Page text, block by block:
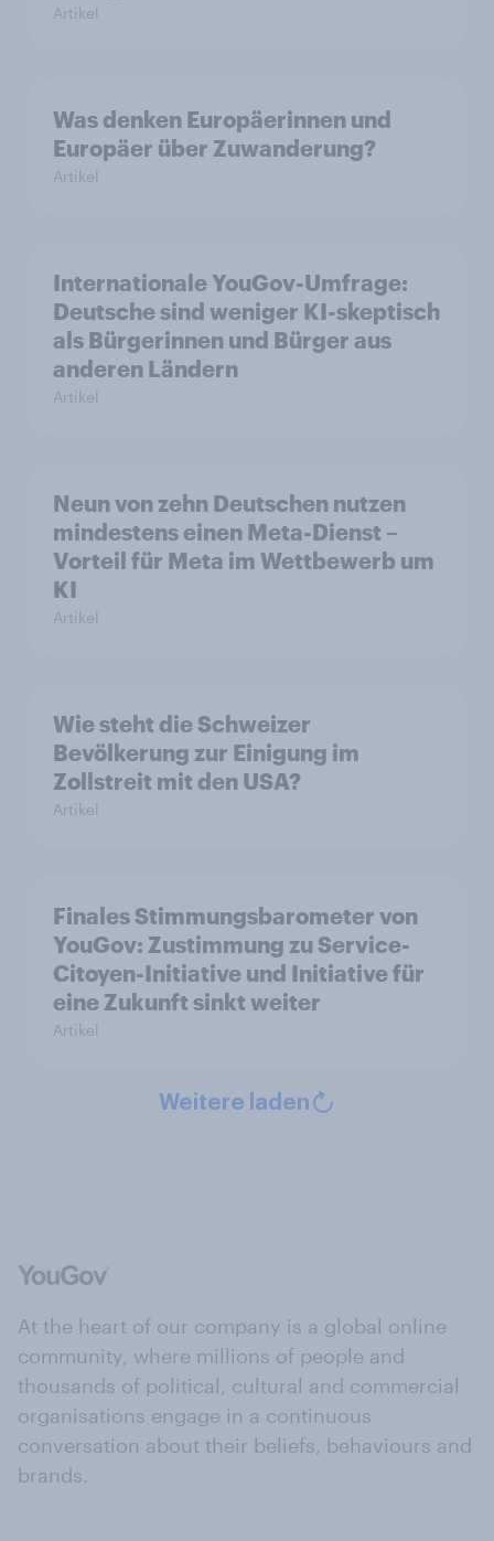
Artikel
Was denken Europäerinnen und
Europäer über Zuwanderung?
Artikel
Internationale YouGov-Umfrage:
Deutsche sind weniger KI-skeptisch
als Bürgerinnen und Bürger aus
anderen Ländern
Artikel
Neun von zehn Deutschen nutzen
mindestens einen Meta-Dienst –
Vorteil für Meta im Wettbewerb um
KI
Artikel
Wie steht die Schweizer
Bevölkerung zur Einigung im
Zollstreit mit den USA?
Artikel
Finales Stimmungsbarometer von
YouGov: Zustimmung zu Service-
Citoyen-Initiative und Initiative für
eine Zukunft sinkt weiter
Artikel
Weitere laden
At the heart of our company is a global online
community, where millions of people and
thousands of political, cultural and commercial
organisations engage in a continuous
conversation about their beliefs, behaviours and
brands.